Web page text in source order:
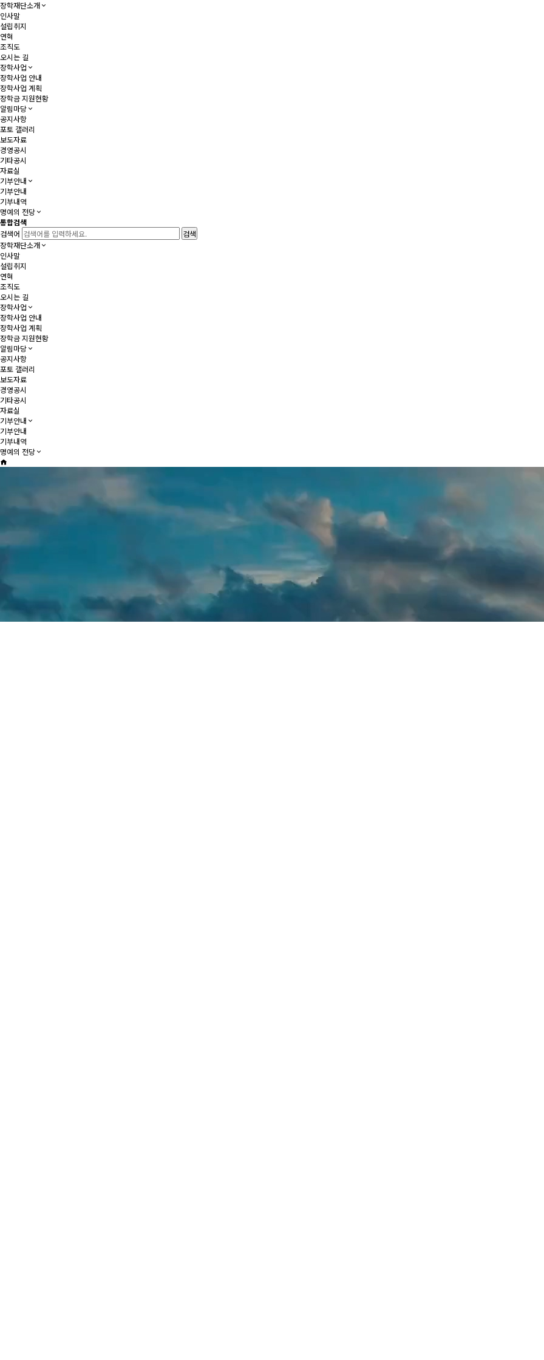
장학재단소개
인사말
설립취지
연혁
조직도
오시는 길
장학사업
장학사업 안내
장학사업 계획
장학금 지원현황
알림마당
공지사항
포토 갤러리
보도자료
경영공시
기타공시
자료실
기부안내
기부안내
기부내역
명예의 전당
통합검색
검색어
장학재단소개
인사말
설립취지
연혁
조직도
오시는 길
장학사업
장학사업 안내
장학사업 계획
장학금 지원현황
알림마당
공지사항
포토 갤러리
보도자료
경영공시
기타공시
자료실
기부안내
기부안내
기부내역
명예의 전당